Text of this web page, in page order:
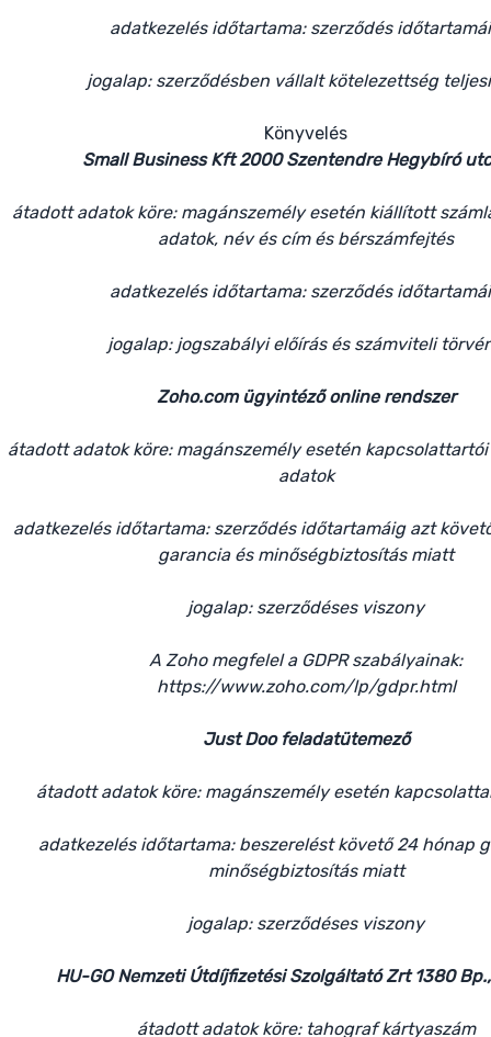
adatkezelés időtartama: szerződés
jogalap: szerződésben vállalt kötelezettség
Könyvelés
Small Business Kft 2000 Szentendre Hegybíró
átadott adatok köre: magánszemély esetén kiállított
adatok, név és cím és bérszámfejtés
adatkezelés időtartama: szerződés
jogalap: jogszabályi előírás és számviteli
Zoho.com ügyintéző online rendszer
átadott adatok köre: magánszemély esetén kapcsolattartói
adatok
adatkezelés időtartama: szerződés időtartamáig azt
garancia és minőségbiztosítás miatt
jogalap: szerződéses viszony
A Zoho megfelel a GDPR szabályainak:
https://www.zoho.com/lp/gdpr.html
Just Doo feladatütemező
átadott adatok köre: magánszemély esetén
adatkezelés időtartama: beszerelést követő 24 hónap
minőségbiztosítás miatt
jogalap: szerződéses viszony
HU-GO Nemzeti Útdíjfizetési Szolgáltató Zrt 1380 Bp.,
átadott adatok köre: tahograf kártyaszám